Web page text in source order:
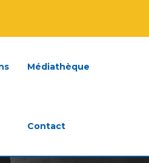
Médiathèque
Contact